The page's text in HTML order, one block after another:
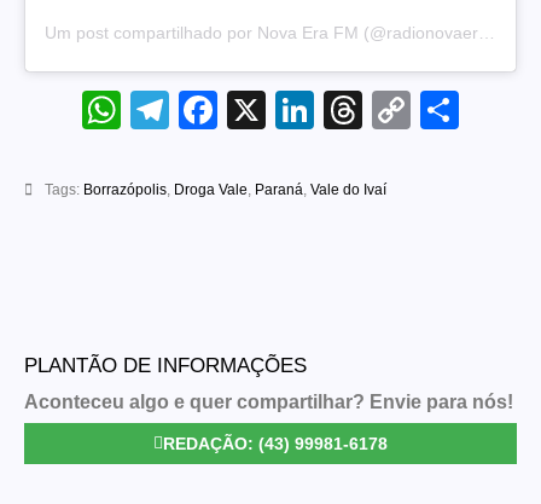
Um post compartilhado por Nova Era FM (@radionovaera97.5)
WhatsApp
Telegram
Facebook
X LinkedIn
Threads
Copy
Tags: Borrazópolis, Droga Vale, Paraná, Vale do Ivaí
PLANTÃO DE INFORMAÇÕES
Aconteceu algo e quer compartilhar? Envie para nós!
REDAÇÃO: (43) 99981-6178